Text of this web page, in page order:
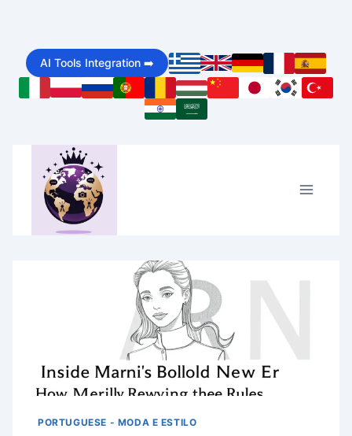
content
AI Tools Integration ➡️
PORTUGUESE - MODA E ESTILO